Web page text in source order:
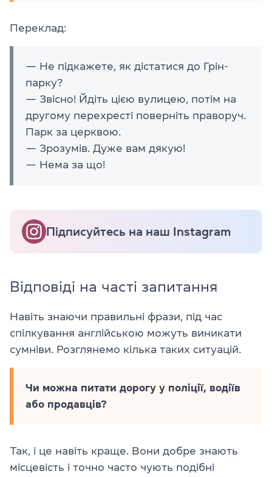
Переклад:
— Не підкажете, як дістатися до Грін-
парку?
— Звісно! Йдіть цією вулицею, потім на
другому перехресті поверніть праворуч.
Парк за церквою.
— Зрозумів. Дуже вам дякую!
— Нема за що!
Підписуйтесь на наш Instagram
Відповіді на часті запитання
Навіть знаючи правильні фрази, під час
спілкування англійською можуть виникати
сумніви. Розглянемо кілька таких ситуацій.
Чи можна питати дорогу у поліції, водіїв
або продавців?
Так, і це навіть краще. Вони добре знають
місцевість і точно часто чують подібні